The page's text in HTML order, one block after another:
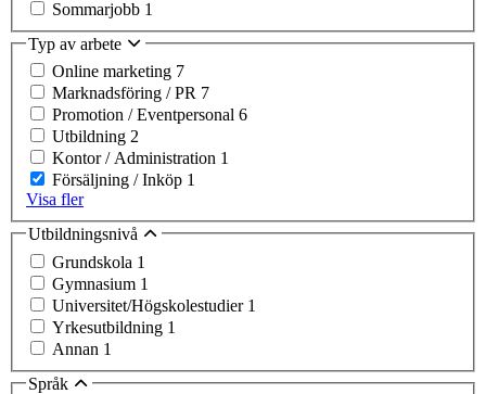
Sommarjobb 1
Typ av arbete
Online marketing 7
Marknadsföring / PR 7
Promotion / Eventpersonal 6
Utbildning 2
Kontor / Administration 1
Försäljning / Inköp 1
Visa fler
Utbildningsnivå
Grundskola 1
Gymnasium 1
Universitet/Högskolestudier 1
Yrkesutbildning 1
Annan 1
Språk